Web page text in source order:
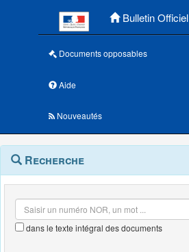
Bulletin Officiel
Documents opposables
Aide
Nouveautés
Navigation
outils
Menu
contextuel
Recherche
dans le texte intégral des documents